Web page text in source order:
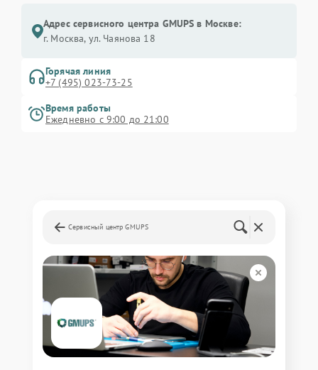
Адрес сервисного центра GMUPS в Москве:
г. Москва, ул. Чаянова 18
Горячая линия
+7 (495) 023-73-25
Время работы
Ежедневно с 9:00 до 21:00
Сервисный центр GMUPS